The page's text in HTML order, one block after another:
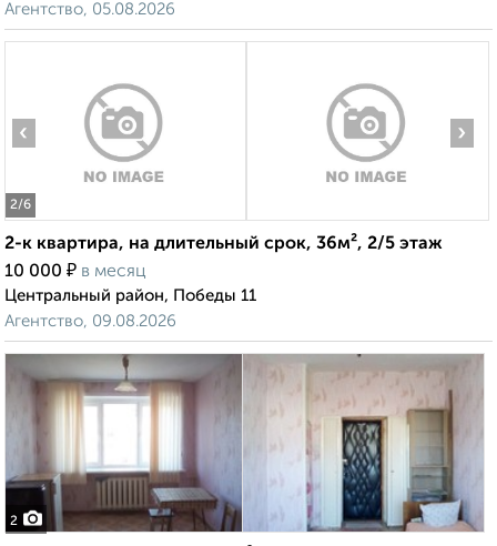
Агентство, 05.08.2026
2/6
‹ ›
2-к квартира, на длительный срок, 36м², 2/5 этаж
10 000 ₽ в месяц
Центральный район, Победы 11
Агентство, 09.08.2026
2